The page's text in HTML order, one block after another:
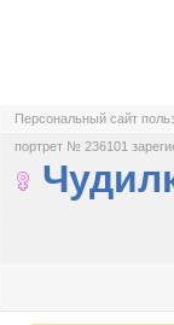
Персональный сайт
портрет № 236101